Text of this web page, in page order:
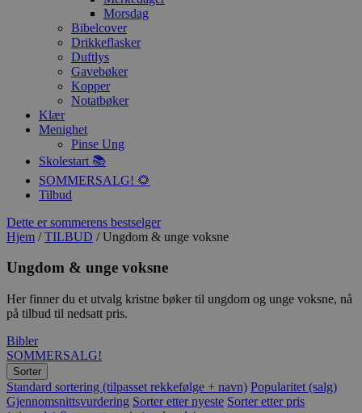
Morsdag
Bibelcover
Drikkeflasker
Duftlys
Gavebøker
Kopper
Notatbøker
Klær
Menighet
Pinse Ung
Skolestart 📚
SOMMERSALG! 🌻
Tilbud
Dette er sommerens bestselger
Hjem /TILBUD / Ungdom & unge voksne
Ungdom & unge voksne
Her finner du et utvalg kristne bøker til ungdom og unge voksne, nå
på tilbud til nedsatt pris.
Bibler
SOMMERSALG!
Sorter
Standard sortering (tilpasset rekkefølge + navn) Popularitet (salg)
Gjennomsnittsvurdering Sorter etter nyeste Sorter etter pris